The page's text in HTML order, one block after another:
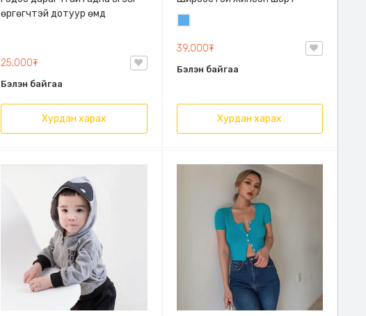
өргөгчтэй дотуур өмд
25,000₮
Бэлэн байгаа
Хурдан харах
39,000₮
Бэлэн байгаа
Хурдан харах